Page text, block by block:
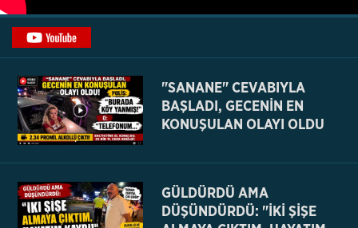
"SANANE" CEVABIYLA
BAŞLADI, GECENİN EN
KONUŞULAN OLAYI OLDU
GÜLDÜRDÜ AMA
DÜŞÜNDÜRDÜ: "İKİ ŞİŞE